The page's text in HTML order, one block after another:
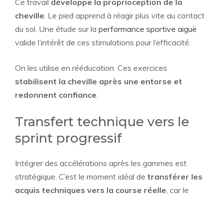
Ce travail développe la proprioception de la
cheville. Le pied apprend à réagir plus vite au contact
du sol. Une étude sur la performance sportive aiguë
valide l’intérêt de ces stimulations pour l’efficacité.
On les utilise en rééducation. Ces exercices
stabilisent la cheville après une entorse et
redonnent confiance.
Transfert technique vers le
sprint progressif
Intégrer des accélérations après les gammes est
stratégique. C’est le moment idéal de transférer les
acquis techniques vers la course réelle, car le